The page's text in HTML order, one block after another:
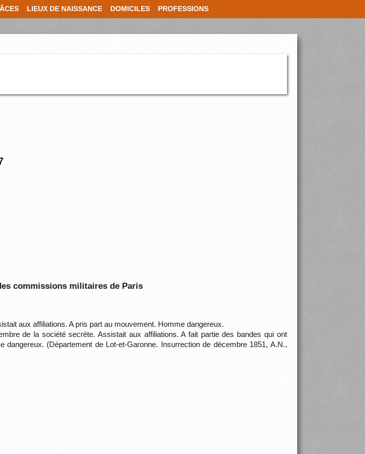
LIEUX DE NAISSANCE DOMICILES PROFESSIONS
commissions militaires de Paris
aux affiliations. A pris part au mouvement. Homme dangereux.
de la société secrète. Assistait aux affiliations. A fait partie des bandes qui ont
(Département de Lot-et-Garonne. Insurrection de décembre 1851, A.N.,